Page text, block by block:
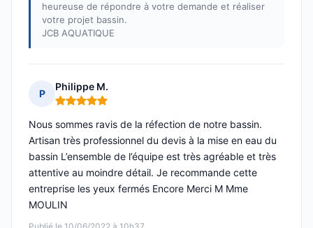
heureuse de répondre à votre demande et réaliser
votre projet bassin.
JCB AQUATIQUE
P
Philippe M.
Note : 5 sur 5
Nous sommes ravis de la réfection de notre bassin.
Artisan très professionnel du devis à la mise en eau du
bassin L’ensemble de l’équipe est très agréable et très
attentive au moindre détail. Je recommande cette
entreprise les yeux fermés Encore Merci M Mme
MOULIN